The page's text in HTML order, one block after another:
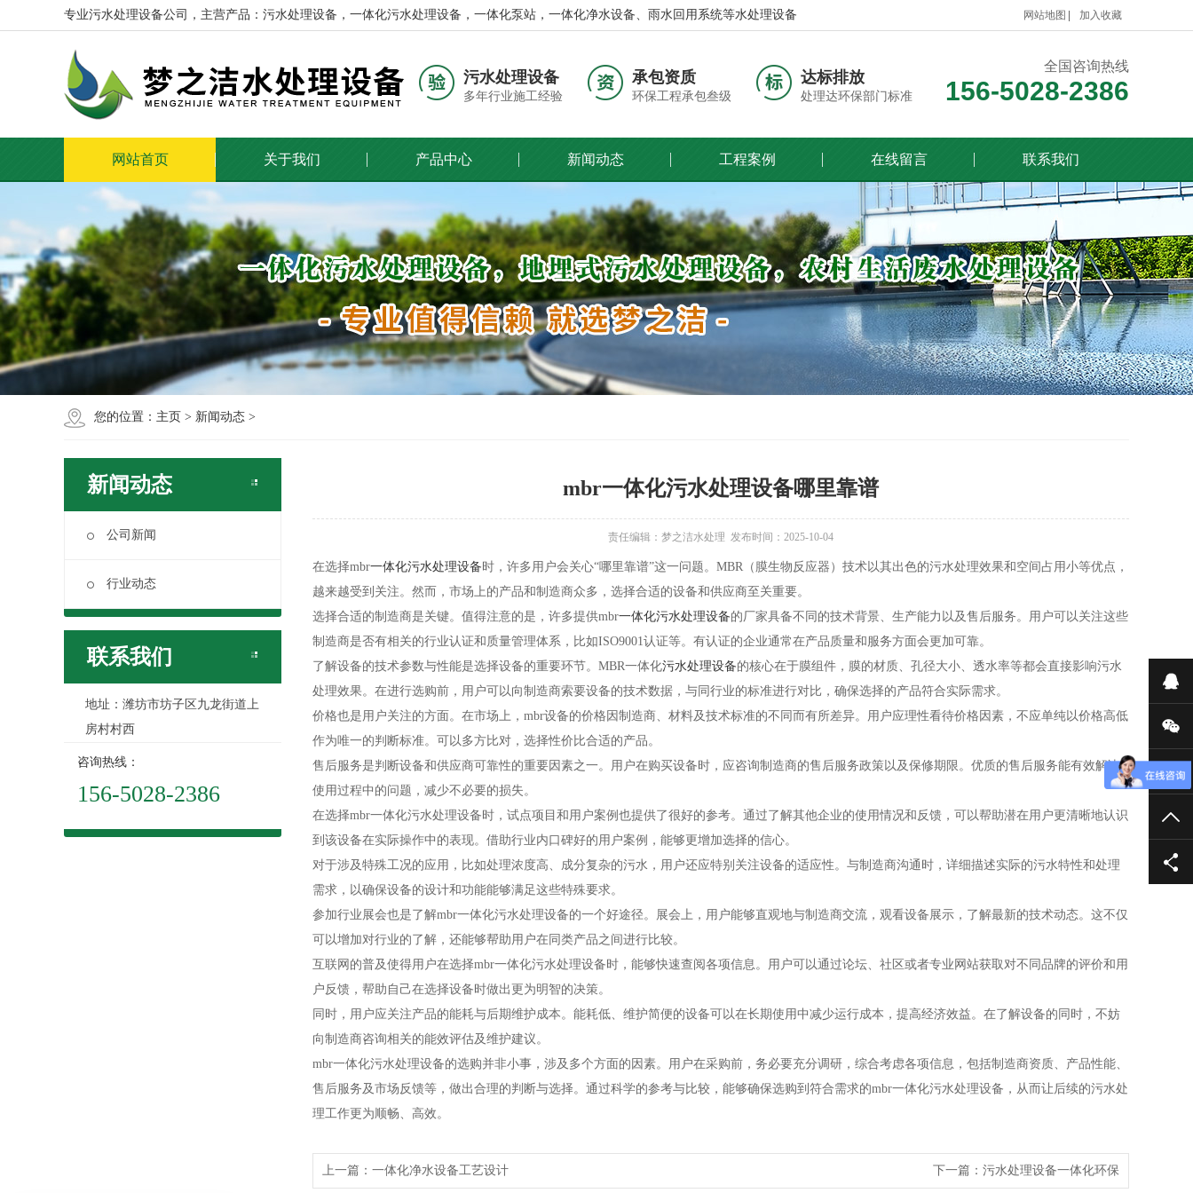
网站地图 加入收藏
专业污水处理设备公司，主营产品：污水处理设备，一体化污水处理设备，一体化泵站，一体化净水设备、雨水回用系统等水处理设备
污水处理设备
多年行业施工经验
承包资质
环保工程承包叁级
达标排放
处理达环保部门标准
全国咨询热线
156-5028-2386
网站首页 关于我们 产品中心 新闻动态 工程案例 在线留言 联系我们
您的位置： 主页 > 新闻动态 >
新闻动态
公司新闻
行业动态
联系我们
地址：潍坊市坊子区九龙街道上
房村村西
咨询热线：
156-5028-2386
mbr一体化污水处理设备哪里靠谱
责任编辑：梦之洁水处理 发布时间：2025-10-04
在选择mbr一体化污水处理设备时，许多用户会关心“哪里靠谱”这一问题。MBR（膜生物反应器）技术以其出色的污水处理效果和空间占用小等优点，
越来越受到关注。然而，市场上的产品和制造商众多，选择合适的设备和供应商至关重要。
选择合适的制造商是关键。值得注意的是，许多提供mbr一体化污水处理设备的厂家具备不同的技术背景、生产能力以及售后服务。用户可以关注这些
制造商是否有相关的行业认证和质量管理体系，比如ISO9001认证等。有认证的企业通常在产品质量和服务方面会更加可靠。
了解设备的技术参数与性能是选择设备的重要环节。MBR一体化污水处理设备的核心在于膜组件，膜的材质、孔径大小、透水率等都会直接影响污水
处理效果。在进行选购前，用户可以向制造商索要设备的技术数据，与同行业的标准进行对比，确保选择的产品符合实际需求。
价格也是用户关注的方面。在市场上，mbr设备的价格因制造商、材料及技术标准的不同而有所差异。用户应理性看待价格因素，不应单纯以价格高低
作为唯一的判断标准。可以多方比对，选择性价比合适的产品。
售后服务是判断设备和供应商可靠性的重要因素之一。用户在购买设备时，应咨询制造商的售后服务政策以及保修期限。优质的售后服务能有效解决
使用过程中的问题，减少不必要的损失。
在选择mbr一体化污水处理设备时，试点项目和用户案例也提供了很好的参考。通过了解其他企业的使用情况和反馈，可以帮助潜在用户更清晰地认识
到该设备在实际操作中的表现。借助行业内口碑好的用户案例，能够更增加选择的信心。
对于涉及特殊工况的应用，比如处理浓度高、成分复杂的污水，用户还应特别关注设备的适应性。与制造商沟通时，详细描述实际的污水特性和处理
需求，以确保设备的设计和功能能够满足这些特殊要求。
参加行业展会也是了解mbr一体化污水处理设备的一个好途径。展会上，用户能够直观地与制造商交流，观看设备展示，了解最新的技术动态。这不仅
可以增加对行业的了解，还能够帮助用户在同类产品之间进行比较。
互联网的普及使得用户在选择mbr一体化污水处理设备时，能够快速查阅各项信息。用户可以通过论坛、社区或者专业网站获取对不同品牌的评价和用
户反馈，帮助自己在选择设备时做出更为明智的决策。
同时，用户应关注产品的能耗与后期维护成本。能耗低、维护简便的设备可以在长期使用中减少运行成本，提高经济效益。在了解设备的同时，不妨
向制造商咨询相关的能效评估及维护建议。
mbr一体化污水处理设备的选购并非小事，涉及多个方面的因素。用户在采购前，务必要充分调研，综合考虑各项信息，包括制造商资质、产品性能、
售后服务及市场反馈等，做出合理的判断与选择。通过科学的参考与比较，能够确保选购到符合需求的mbr一体化污水处理设备，从而让后续的污水处
理工作更为顺畅、高效。
上一篇： 一体化净水设备工艺设计 下一篇： 污水处理设备一体化环保
在
微